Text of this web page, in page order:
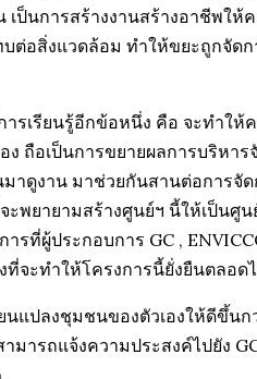
ป็นการสร้างงานสร้างอาชีพใ
ต่อสิ่งแวดล้อม ทำให้ขยะถูกจัด
รเรียนรู้อีกข้อหนึ่ง คือ จะทำให้
ถือเป็นการขยายผลการบริหา
าดูงาน มาช่วยกันสานต่อการจั
ะพยายามสร้างศูนย์ฯ นี้ให้เป็นศู
ารที่ผู้ประกอบการ GC ,
จะทำให้โครงการนี้ยั่งยืนตลอด
แปลงชุมชนของตัวเองให้ดีขึ้นก
มารถแจ้งความประสงค์ไปยัง